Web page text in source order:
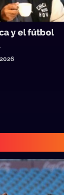
y el fútbol